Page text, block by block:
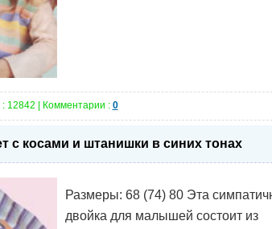
: 12842 | Комментарии : 0
с косами и штанишки в синих тонах
Размеры: 68 (74) 80 Эта
двойка для малышей состоит из